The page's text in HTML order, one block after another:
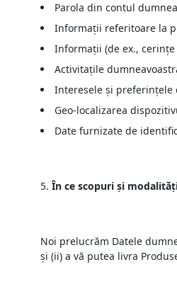
Parola din contul
Informații referitoare la
Informații (de ex.,
Activitațile
Interesele și preferințele
Geo-localizarea
Date furnizate de
În ce scopuri și
Noi prelucrăm Datele
și (ii) a vă putea livra